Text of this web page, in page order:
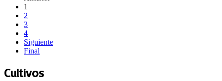
1
2
3
4
Siguiente
Final
Cultivos